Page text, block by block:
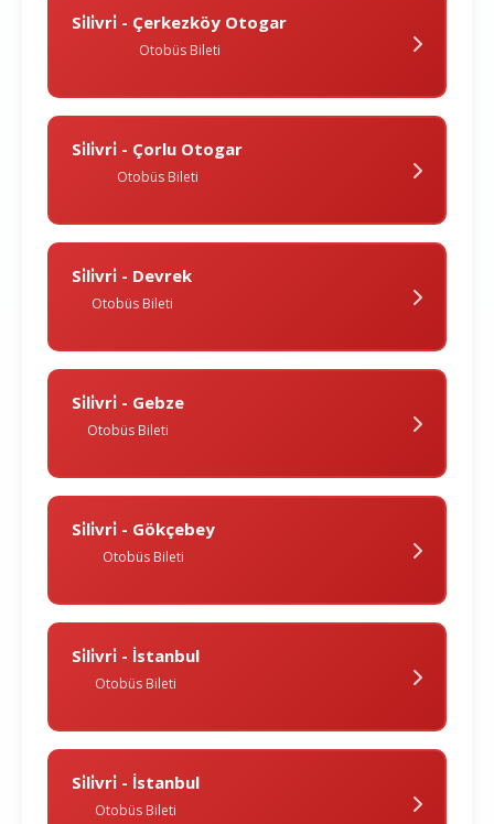
Si̇li̇vri̇ - Çerkezköy Otogar
Otobüs Bileti
Si̇li̇vri̇ - Çorlu Otogar
Otobüs Bileti
Si̇li̇vri̇ - Devrek
Otobüs Bileti
Si̇li̇vri̇ - Gebze
Otobüs Bileti
Si̇li̇vri̇ - Gökçebey
Otobüs Bileti
Si̇li̇vri̇ - İstanbul
Otobüs Bileti
Si̇li̇vri̇ - İstanbul
Otobüs Bileti